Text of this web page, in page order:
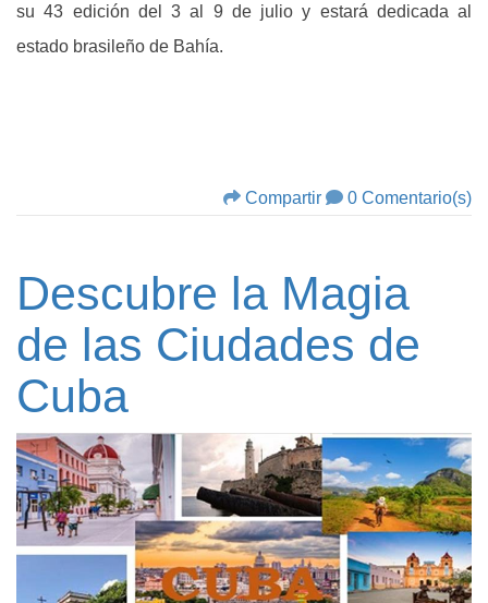
su 43 edición del 3 al 9 de julio y estará dedicada al
estado brasileño de Bahía.
Compartir 0 Comentario(s)
Descubre la Magia
de las Ciudades de
Cuba